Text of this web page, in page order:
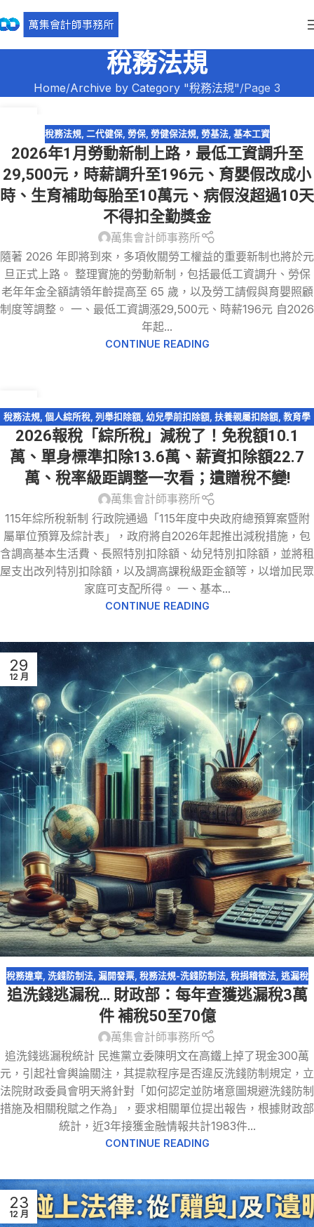
稅務法規
Home Archive by Category "稅務法規" Page 3
稅務法規, 二代健保, 勞保, 勞健保法規, 勞基法, 基本工資
2026年1月勞動新制上路，最低工資調升至
29,500元，時薪調升至196元、育嬰假改成小
時、生育補助每胎至10萬元、病假沒超過10天
不得扣全勤獎金
萬集會計師事務所
隨著 2026 年即將到來，多項攸關勞工權益的重要新制也將於元
旦正式上路。 整理實施的勞動新制，包括最低工資調升、勞保
老年年金全額請領年齡提高至 65 歲，以及勞工請假與育嬰照顧
制度等調整。 一、最低工資調漲29,500元、時薪196元 自2026
年起...
CONTINUE READING
12 月
稅務法規 個人綜所稅 列舉扣除額 幼兒學前扣除額 扶養親屬扣除額 教育學
費特別扣除額,標準扣除額,綜所稅免稅額,綜所稅身心障礙扣除額, 薪資所得特
別扣除額,輕鬆節稅-綜所稅 退職所得
2026報稅「綜所稅」減稅了！免稅額10.1
萬、單身標準扣除13.6萬、薪資扣除額22.7
萬、稅率級距調整一次看；遺贈稅不變!
萬集會計師事務所
115年綜所稅新制 行政院通過「115年度中央政府總預算案暨附
屬單位預算及綜計表」，政府將自2026年起推出減稅措施，包
含調高基本生活費、長照特別扣除額、幼兒特別扣除額，並將租
屋支出改列特別扣除額，以及調高課稅級距金額等，以增加民眾
家庭可支配所得。 一、基本...
CONTINUE READING
29
12 月
稅務違章, 洗錢防制法, 漏開發票, 稅務法規-洗錢防制法, 稅捐稽徵法, 逃漏稅
追洗錢逃漏稅… 財政部：每年查獲逃漏稅3萬
件 補稅50至70億
萬集會計師事務所
追洗錢逃漏稅統計 民進黨立委陳明文在高鐵上掉了現金300萬
元，引起社會輿論關注，其提款程序是否違反洗錢防制規定，立
法院財政委員會明天將針對「如何認定並防堵意圖規避洗錢防制
措施及相關稅賦之作為」，要求相關單位提出報告，根據財政部
統計，近3年接獲金融情報共計1983件...
CONTINUE READING
23
12 月